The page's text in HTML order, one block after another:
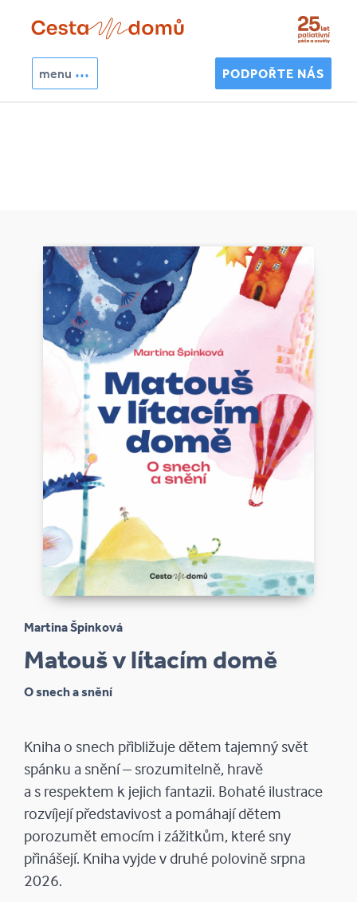
Přejít k hlavnímu obsahu
menu PODPOŘTE NÁS
Martina Špinková
Matouš v lítacím domě
O snech a snění
Kniha o snech přibližuje dětem tajemný svět
spánku a snění – srozumitelně, hravě
a s respektem k jejich fantazii. Bohaté ilustrace
rozvíjejí představivost a pomáhají dětem
porozumět emocím i zážitkům, které sny
přinášejí. Kniha vyjde v druhé polovině srpna
2026.